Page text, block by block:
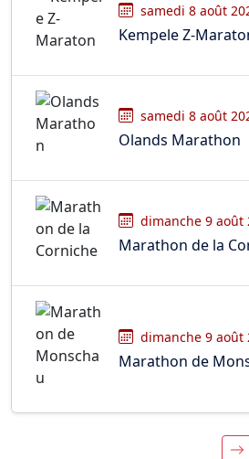
samedi 8 août
Kempele Z-
samedi 8 août
Olands Marathon
dimanche 9 août
Marathon de la
dimanche 9 août
Marathon de